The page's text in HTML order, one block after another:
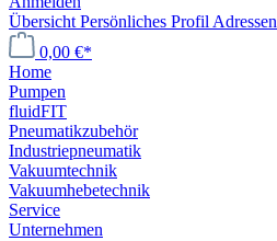
Übersicht Persönliches Profil Adressen
0,00 €*
Home
Pumpen
fluidFIT
Pneumatikzubehör
Industriepneumatik
Vakuumtechnik
Vakuumhebetechnik
Service
Unternehmen